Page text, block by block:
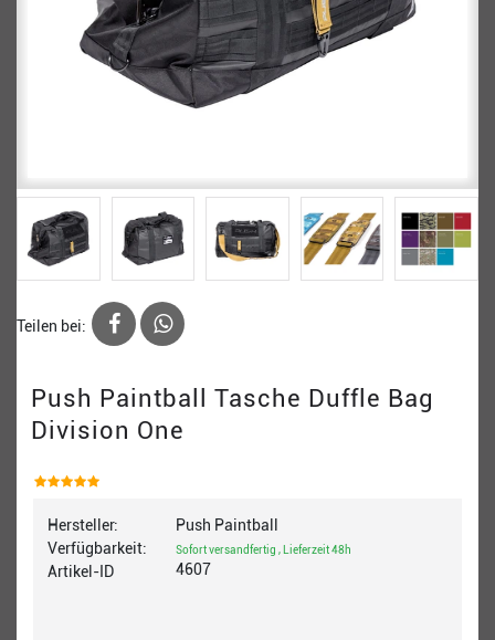
Teilen bei:
Push Paintball Tasche Duffle Bag
Division One
Hersteller:
Verfügbarkeit:
Artikel-ID
Push Paintball
Sofort versandfertig , Lieferzeit 48h
4607